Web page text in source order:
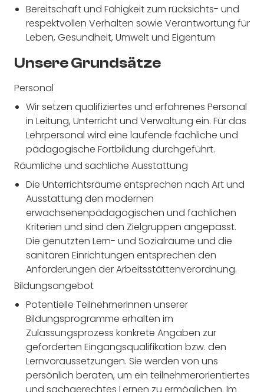
Bereitschaft und Fähigkeit zum rücksichts- und
respektvollen Verhalten sowie Verantwortung für
Leben, Gesundheit, Umwelt und Eigentum
Unsere Grundsätze
Personal
Wir setzen qualifiziertes und erfahrenes Personal
in Leitung, Unterricht und Verwaltung ein. Für das
Lehrpersonal wird eine laufende fachliche und
pädagogische Fortbildung durchgeführt.
Räumliche und sachliche Ausstattung
Die Unterrichtsräume entsprechen nach Art und
Ausstattung den modernen
erwachsenenpädagogischen und fachlichen
Kriterien und sind den Zielgruppen angepasst.
Die genutzten Lern- und Sozialräume und die
sanitären Einrichtungen entsprechen den
Anforderungen der Arbeitsstättenverordnung.
Bildungsangebot
Potentielle TeilnehmerInnen unserer
Bildungsprogramme erhalten im
Zulassungsprozess konkrete Angaben zur
geforderten Eingangsqualifikation bzw. den
Lernvoraussetzungen. Sie werden von uns
persönlich beraten, um ein teilnehmerorientiertes